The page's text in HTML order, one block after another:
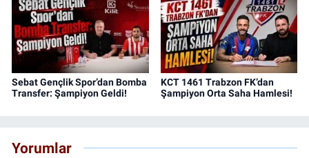
Sebat Gençlik Spor’dan Bomba
Transfer: Şampiyon Geldi!
KCT 1461 Trabzon FK’dan
Şampiyon Orta Saha Hamlesi!
Yorumlar